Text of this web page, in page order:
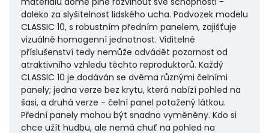
daleko za slyšitelnost lidského ucha. Podvozek modelu
CLASSIC 10, s robustním předním panelem, zajišťuje
vizuálně homogenní jednotnost. Viditelné
příslušenství tedy nemůže odvádět pozornost od
atraktivního vzhledu těchto reproduktorů. Každý
CLASSIC 10 je dodáván se dvěma různými čelními
panely; jedna verze bez krytu, která nabízí pohled na
šasi, a druhá verze - čelní panel potažený látkou.
Přední panely mohou být snadno vyměněny. Kdo si
chce užít hudbu, ale nemá chuť na pohled na